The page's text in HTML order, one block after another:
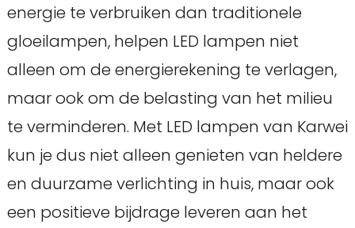
energie te verbruiken dan traditionele
gloeilampen, helpen LED lampen niet
alleen om de energierekening te verlagen,
maar ook om de belasting van het milieu
te verminderen. Met LED lampen van Karwei
kun je dus niet alleen genieten van heldere
en duurzame verlichting in huis, maar ook
een positieve bijdrage leveren aan het